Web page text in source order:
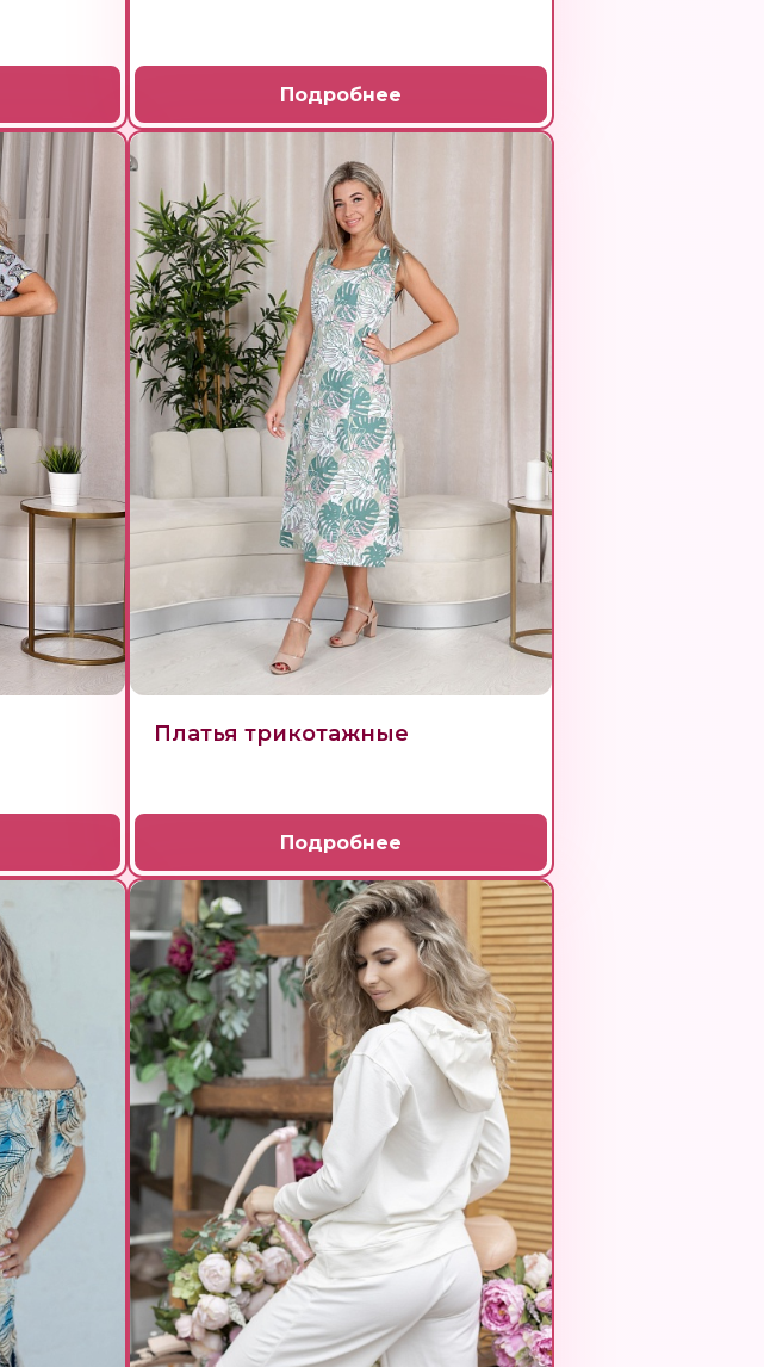
Подробнее
Платья трикотажные
Подробнее